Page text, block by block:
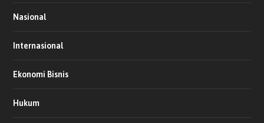
Nasional
Internasional
Ekonomi Bisnis
Hukum